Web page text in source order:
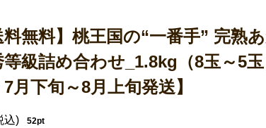
料無料】桃王国の“一番手” 完熟
級詰め合わせ_1.8kg（8玉～5
月下旬～8月上旬発送】
込) 52pt